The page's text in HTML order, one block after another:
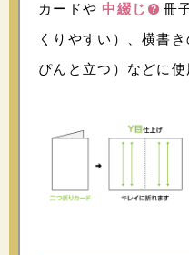
カードや 中綴じ
冊
くりやすい）、横書
ぴんと立つ）などに使